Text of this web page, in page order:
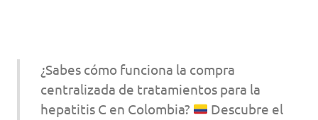
¿Sabes cómo funciona la compra
centralizada de tratamientos para la
hepatitis C en Colombia?
Descubre el